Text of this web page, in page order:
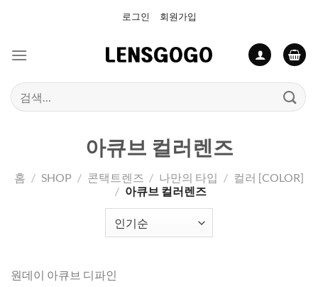
로그인 회원가입
검
색:
아큐브 컬러렌즈
홈 / SHOP / 콘택트렌즈 / 나만의 타입 / 컬러 [COLOR]
/ 아큐브 컬러렌즈
원데이 아큐브 디파인